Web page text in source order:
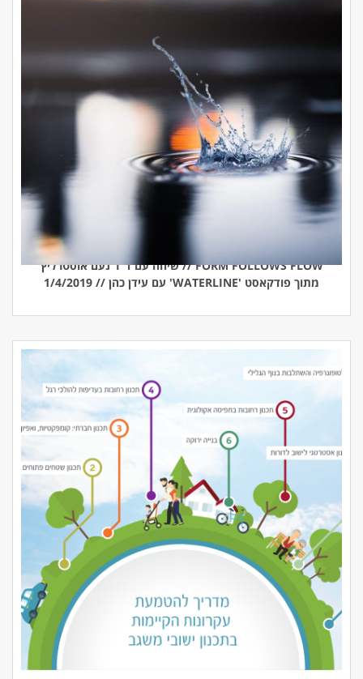
FORM FOLLOWS FLOW // שיחה עם ד"ר נעם אוסטרליץ
מתוך פודקאסט 'WATERLINE' עם עידן כהן // 1/4/2019